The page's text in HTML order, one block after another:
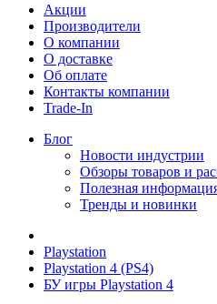
Акции
Производители
О компании
О доставке
Об оплате
Контакты компании
Trade-In
Блог
Новости индустрии
Обзоры товаров и
Полезная
Тренды и новинки
Playstation
Playstation 4 (PS4)
БУ игры Playstation 4